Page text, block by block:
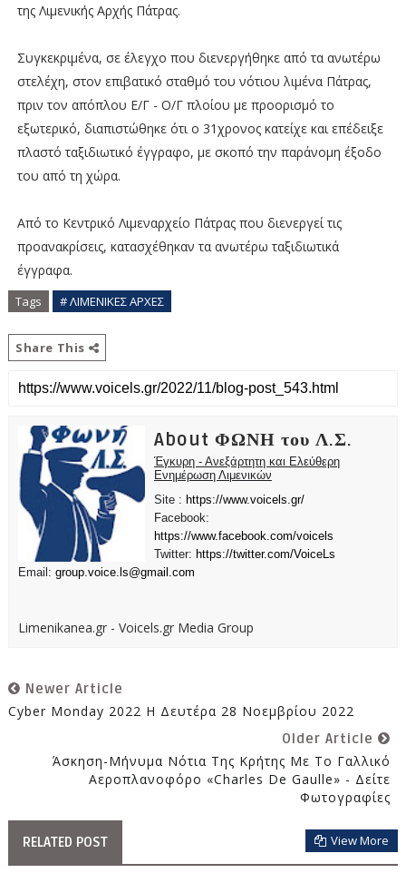
της Λιμενικής Αρχής Πάτρας.
Συγκεκριμένα, σε έλεγχο που διενεργήθηκε από τα ανωτέρω
στελέχη, στον επιβατικό σταθμό του νότιου λιμένα Πάτρας,
πριν τον απόπλου Ε/Γ - Ο/Γ πλοίου με προορισμό το
εξωτερικό, διαπιστώθηκε ότι ο 31χρονος κατείχε και επέδειξε
πλαστό ταξιδιωτικό έγγραφο, με σκοπό την παράνομη έξοδο
του από τη χώρα.
Από το Κεντρικό Λιμεναρχείο Πάτρας που διενεργεί τις
προανακρίσεις, κατασχέθηκαν τα ανωτέρω ταξιδιωτικά
έγγραφα.
Tags # ΛΙΜΕΝΙΚΕΣ ΑΡΧΕΣ
Share This
About ΦΩΝΗ του Λ.Σ.
Έγκυρη - Ανεξάρτητη και Ελεύθερη
Ενημέρωση Λιμενικών
Site : https://www.voicels.gr/
Facebook:
https://www.facebook.com/voicels
Twitter: https://twitter.com/VoiceLs
Email: group.voice.ls@gmail.com
Limenikanea.gr - Voicels.gr Media Group
Newer Article
Cyber Monday 2022 Η Δευτέρα 28 Νοεμβρίου 2022
Older Article
Άσκηση-Μήνυμα Νότια Της Κρήτης Με Το Γαλλικό
Αεροπλανοφόρο «Charles De Gaulle» - Δείτε
Φωτογραφίες
RELATED POST View More